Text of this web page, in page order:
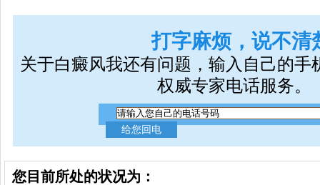
打字麻烦，说不清
关于白癜风我还有问题，输入自己的手
权威专家电话服务。
您目前所处的状况为：